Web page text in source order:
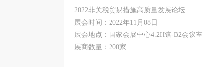
2022非关税贸易措施高质量发展论坛
展会时间：2022年11月08日
展会地点：国家会展中心4.2H馆-B2会议室
展商数量：200家